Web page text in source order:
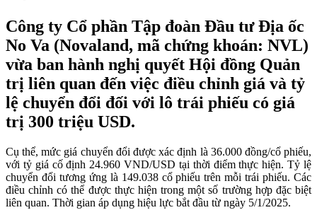
Công ty Cổ phần Tập đoàn Đầu tư Địa ốc
No Va (Novaland, mã chứng khoán: NVL)
vừa ban hành nghị quyết Hội đồng Quản
trị liên quan đến việc điều chỉnh giá và tỷ
lệ chuyển đổi đối với lô trái phiếu có giá
trị 300 triệu USD.
Cụ thể, mức giá chuyển đổi được xác định là 36.000 đồng/cổ phiếu,
với tỷ giá cố định 24.960 VND/USD tại thời điểm thực hiện. Tỷ lệ
chuyển đổi tương ứng là 149.038 cổ phiếu trên mỗi trái phiếu. Các
điều chỉnh có thể được thực hiện trong một số trường hợp đặc biệt
liên quan. Thời gian áp dụng hiệu lực bắt đầu từ ngày 5/1/2025.